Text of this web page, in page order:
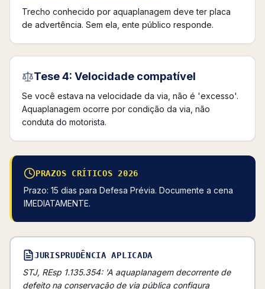
Trecho conhecido por aquaplanagem deve ter placa
de advertência. Sem ela, ente público responde.
Tese 4: Velocidade compatível
Se você estava na velocidade da via, não é 'excesso'.
Aquaplanagem ocorre por condição da via, não
conduta do motorista.
PRAZOS CRÍTICOS 2026
Prazo: 15 dias para Defesa Prévia. Documente a cena
IMEDIATAMENTE.
JURISPRUDÊNCIA APLICADA
STJ, REsp 1.135.354: 'A aquaplanagem decorrente de
defeito na conservação de via pública configura